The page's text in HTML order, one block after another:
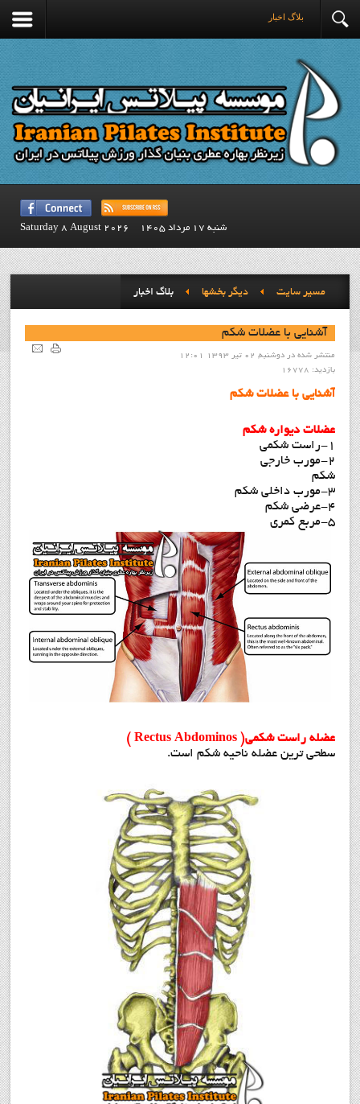
بلاگ اخبار
شنبه 17 مرداد 1405 Saturday 8 August 2026
مسیر سایت ديگر بخشها بلاگ اخبار
آشنايي با عضلات شکم
منتشر شده در دوشنبه, 02 تیر 1393 12:01
بازدید: 16778
آشنايي با عضلات شکم
عضلات دیواره شکم
1-راست شکمی
2-مورب خارجی
شکم
3-مورب داخلی شکم
4-عرضی شکم
5-مربع کمری
عضله راست شکمی( Rectus Abdominos )
سطحی ترین عضله ناحیه شکم است.